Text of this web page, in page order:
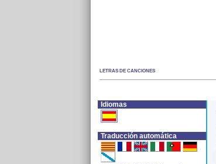
LETRAS DE CANCIONES
Idiomas
Traducción automática